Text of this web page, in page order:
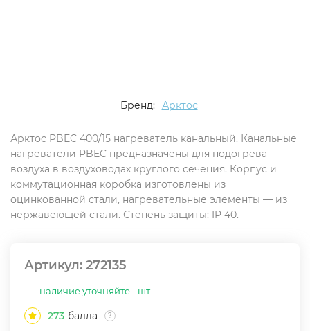
Бренд: Арктос
Арктос PBEC 400/15 нагреватель канальный. Канальные
нагреватели PBEC предназначены для подогрева
воздуха в воздуховодах круглого сечения. Корпус и
коммутационная коробка изготовлены из
оцинкованной стали, нагревательные элементы — из
нержавеющей стали. Степень защиты: IP 40.
Артикул: 272135
наличие уточняйте - шт
273 балла ?